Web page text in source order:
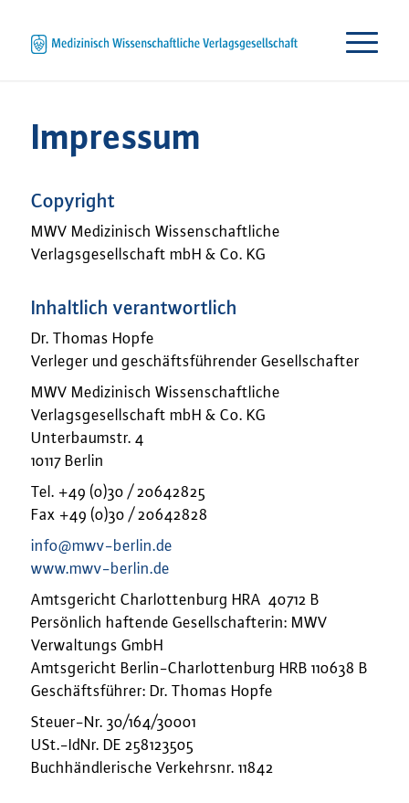
Impressum
Copyright
MWV Medizinisch Wissenschaftliche
Verlagsgesellschaft mbH & Co. KG
Inhaltlich verantwortlich
Dr. Thomas Hopfe
Verleger und geschäftsführender Gesellschafter
MWV Medizinisch Wissenschaftliche
Verlagsgesellschaft mbH & Co. KG
Unterbaumstr. 4
10117 Berlin
Tel. +49 (0)30 / 20642825
Fax +49 (0)30 / 20642828
info@mwv-berlin.de
www.mwv-berlin.de
Amtsgericht Charlottenburg HRA 40712 B
Persönlich haftende Gesellschafterin: MWV
Verwaltungs GmbH
Amtsgericht Berlin-Charlottenburg HRB 110638 B
Geschäftsführer: Dr. Thomas Hopfe
Steuer-Nr. 30/164/30001
USt.-IdNr. DE 258123505
Buchhändlerische Verkehrsnr. 11842